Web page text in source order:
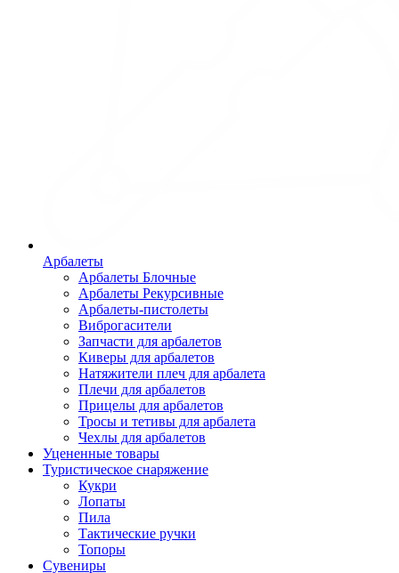
Арбалеты
Арбалеты Блочные
Арбалеты Рекурсивные
Арбалеты-пистолеты
Виброгасители
Запчасти для арбалетов
Киверы для арбалетов
Натяжители плеч для арбалета
Плечи для арбалетов
Прицелы для арбалетов
Тросы и тетивы для арбалета
Чехлы для арбалетов
Уцененные товары
Туристическое снаряжение
Кукри
Лопаты
Пила
Тактические ручки
Топоры
Сувениры